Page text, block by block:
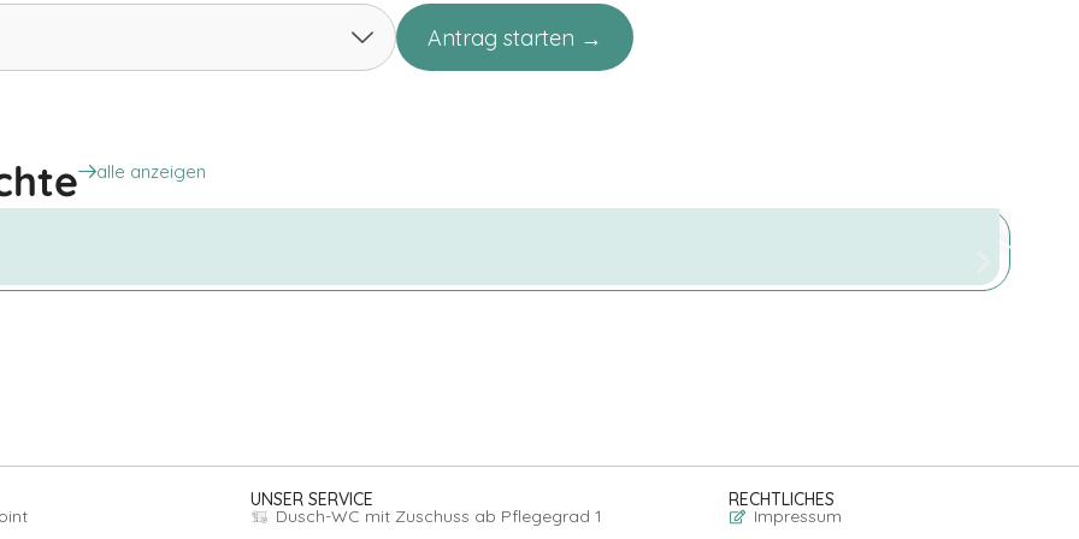
Antrag starten →
alle anzeigen
UNSER SERVICE
Dusch-WC mit Zuschuss ab Pflegegrad 1
RECHTLICHES
Impressum